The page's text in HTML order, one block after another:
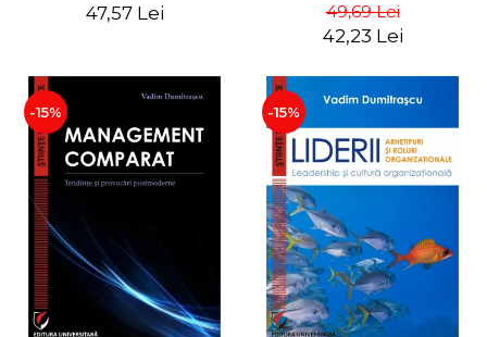
47,57 Lei
comportamentala - Vadim
Dumitrascu
49,69 Lei
42,23 Lei
-15% -15%